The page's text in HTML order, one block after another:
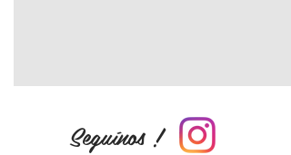
Seguínos !